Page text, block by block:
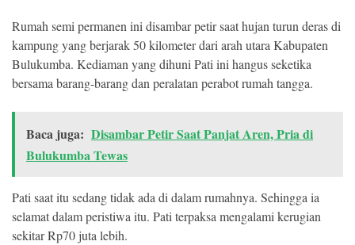
Rumah semi permanen ini disambar petir saat hujan turun deras di
kampung yang berjarak 50 kilometer dari arah utara Kabupaten
Bulukumba. Kediaman yang dihuni Pati ini hangus seketika
bersama barang-barang dan peralatan perabot rumah tangga.
Baca juga: Disambar Petir Saat Panjat Aren, Pria di
Bulukumba Tewas
Pati saat itu sedang tidak ada di dalam rumahnya. Sehingga ia
selamat dalam peristiwa itu. Pati terpaksa mengalami kerugian
sekitar Rp70 juta lebih.